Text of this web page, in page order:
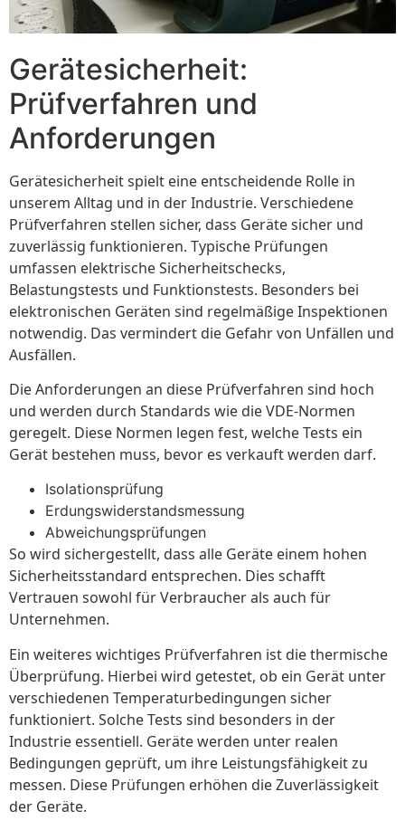
Gerätesicherheit:
Prüfverfahren und
Anforderungen
Gerätesicherheit spielt eine entscheidende Rolle in
unserem Alltag und in der Industrie. Verschiedene
Prüfverfahren stellen sicher, dass Geräte sicher und
zuverlässig funktionieren. Typische Prüfungen
umfassen elektrische Sicherheitschecks,
Belastungstests und Funktionstests. Besonders bei
elektronischen Geräten sind regelmäßige Inspektionen
notwendig. Das vermindert die Gefahr von Unfällen und
Ausfällen.
Die Anforderungen an diese Prüfverfahren sind hoch
und werden durch Standards wie die VDE-Normen
geregelt. Diese Normen legen fest, welche Tests ein
Gerät bestehen muss, bevor es verkauft werden darf.
Isolationsprüfung
Erdungswiderstandsmessung
Abweichungsprüfungen
So wird sichergestellt, dass alle Geräte einem hohen
Sicherheitsstandard entsprechen. Dies schafft
Vertrauen sowohl für Verbraucher als auch für
Unternehmen.
Ein weiteres wichtiges Prüfverfahren ist die thermische
Überprüfung. Hierbei wird getestet, ob ein Gerät unter
verschiedenen Temperaturbedingungen sicher
funktioniert. Solche Tests sind besonders in der
Industrie essentiell. Geräte werden unter realen
Bedingungen geprüft, um ihre Leistungsfähigkeit zu
messen. Diese Prüfungen erhöhen die Zuverlässigkeit
der Geräte.